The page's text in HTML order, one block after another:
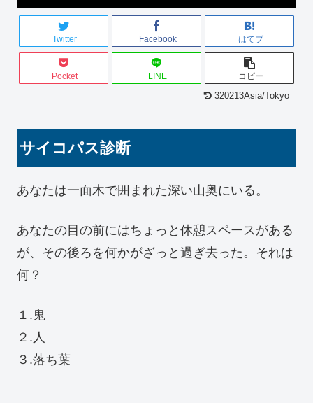
Twitter Facebook はてブ
Pocket LINE コピー
320213Asia/Tokyo
サイコパス診断
あなたは一面木で囲まれた深い山奥にいる。
あなたの目の前にはちょっと休憩スペースがある
が、その後ろを何かがざっと過ぎ去った。それは
何？
１.鬼
２.人
３.落ち葉